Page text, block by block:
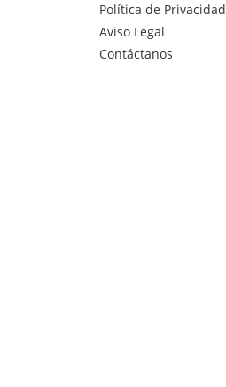
Política de Privacidad
Aviso Legal
Contáctanos